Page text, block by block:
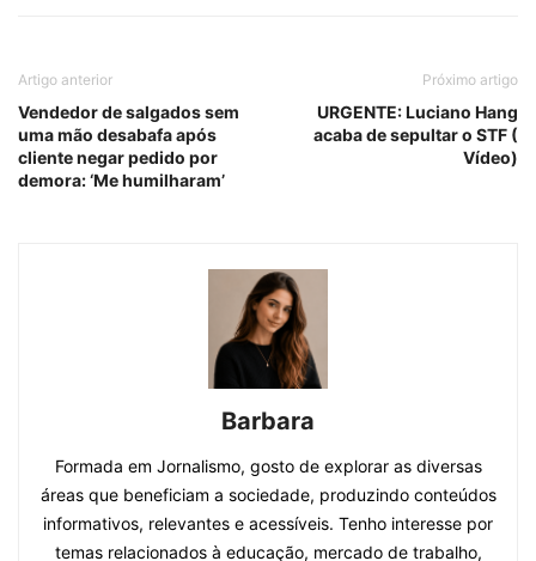
Artigo anterior
Vendedor de salgados sem
uma mão desabafa após
cliente negar pedido por
demora: ‘Me humilharam’
Próximo artigo
URGENTE: Luciano Hang
acaba de sepultar o STF (
Vídeo)
Barbara
Formada em Jornalismo, gosto de explorar as diversas
áreas que beneficiam a sociedade, produzindo conteúdos
informativos, relevantes e acessíveis. Tenho interesse por
temas relacionados à educação, mercado de trabalho,